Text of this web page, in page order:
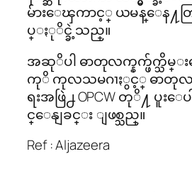
မ်ားေၾကာင့္ ယမန္ေန႔တ
ပ္ႏုိင္ခဲ့သည္။
အဆုိပါ ဓာတုလက္နက္ဖ်က္သိမ္း
ကုိ ကုလသမဂၢႏွင့္ ဓာတုလ
ရးအဖြဲ႕ OPCW တုိ႔ ပူး
င္ေနျခင္း ျဖစ္သည္။
Ref : Aljazeera